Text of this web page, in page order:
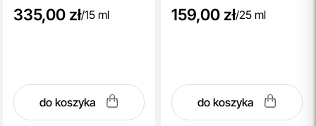
335,00 zł/15 ml
do koszyka
159,00 zł/25 ml
do koszyka